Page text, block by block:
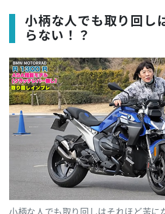
小柄な人でも取り回し
らない！？